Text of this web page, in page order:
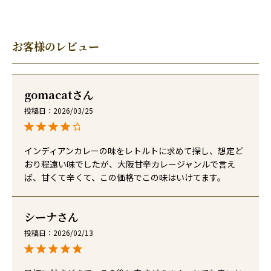
お客様のレビュー
gomacat
投稿日 2026/03/25
インディアンカレーの味をレトルトに求めて探し、想定ど
おり程遠い味でしたが、大阪甘辛カレージャンルで言え
ば、甘くて辛くて、この価格でこの味はいけてます。
シーナ
投稿日 2026/02/13